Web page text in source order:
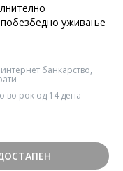
уживање
банкарство,
во рок од 14 дена